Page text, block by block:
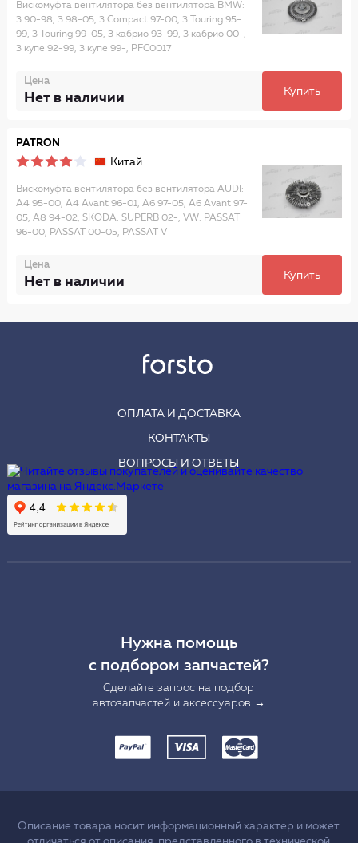
Вискомуфта вентилятора без вентилятора BMW:
3 90-98, 3 98-05, 3 Compact 97-00, 3 Touring 95-
99, 3 Touring 99-05, 3 кабрио 93-99, 3 кабрио 00-,
3 купе 92-99, 3 купе 99-, PFC0017
Цена
Нет в наличии Купить
PATRON
Китай
Вискомуфта вентилятора без вентилятора AUDI:
A4 95-00, A4 Avant 96-01, A6 97-05, A6 Avant 97-
05, A8 94-02, SKODA: SUPERB 02-, VW: PASSAT
96-00, PASSAT 00-05, PASSAT V
Цена
Нет в наличии Купить
ОПЛАТА И ДОСТАВКА
КОНТАКТЫ
ВОПРОСЫ И ОТВЕТЫ
Нужна помощь
с подбором запчастей?
Сделайте запрос на подбор
автозапчастей и аксессуаров →
Описание товара носит информационный характер и может